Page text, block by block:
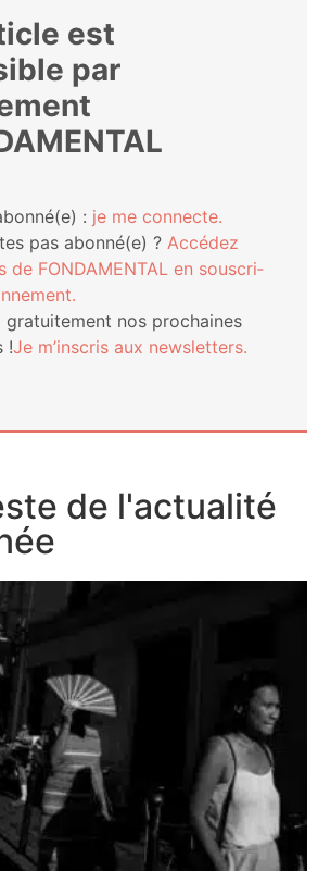
est
par
: je me connecte.
pas abonné(e) ? Accé­dez
de FONDAMENTAL en sous­cri­
nos pro­chaines
!Je m’ins­cris aux newsletters.
de l'actualité